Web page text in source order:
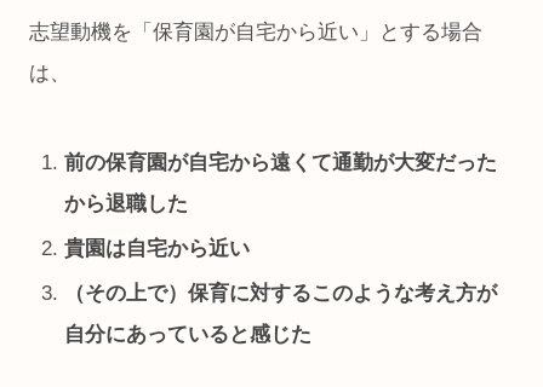
志望動機を「保育園が自宅から近い」とする場合
は、
前の保育園が自宅から遠くて通勤が大変だった
から退職した
貴園は自宅から近い
（その上で）保育に対するこのような考え方が
自分にあっていると感じた